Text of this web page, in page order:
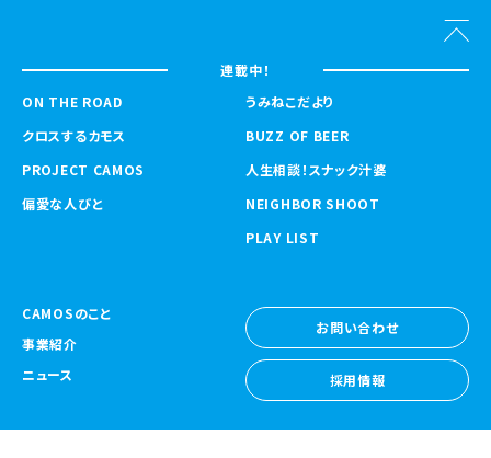
連載中！
ON THE ROAD
クロスするカモス
PROJECT CAMOS
偏愛な人びと
うみねこだより
BUZZ OF BEER
人生相談！スナック汁婆
NEIGHBOR SHOOT
PLAY LIST
CAMOSのこと
事業紹介
ニュース
お問い合わせ
お問い合わせ
採用情報